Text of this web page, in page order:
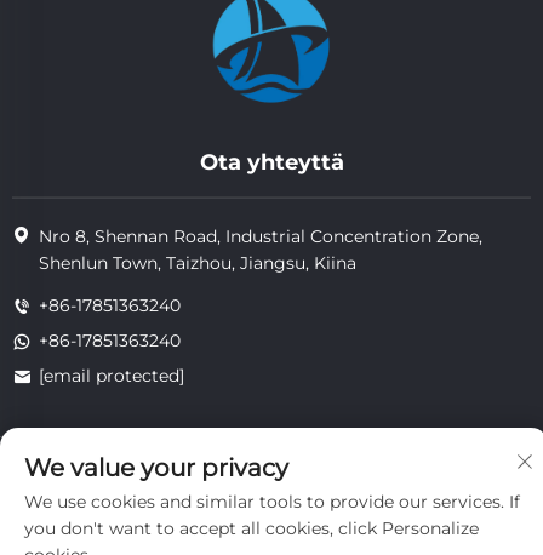
Ota yhteyttä
Nro 8, Shennan Road, Industrial Concentration Zone,
Shenlun Town, Taizhou, Jiangsu, Kiina
+86-17851363240
+86-17851363240
[email protected]
Copyright © 2025 Jiangsu Tongzhou Heat Resistant Technology
yksityisyys
We value your privacy
We use cookies and similar tools to provide our services. If
you don't want to accept all cookies, click Personalize